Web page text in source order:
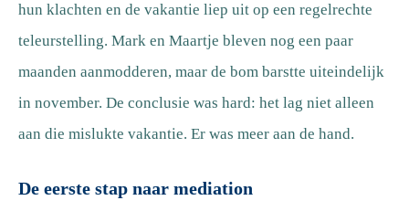
hun klachten en de vakantie liep uit op een regelrechte
teleurstelling. Mark en Maartje bleven nog een paar
maanden aanmodderen, maar de bom barstte uiteindelijk
in november. De conclusie was hard: het lag niet alleen
aan die mislukte vakantie. Er was meer aan de hand.
De eerste stap naar mediation